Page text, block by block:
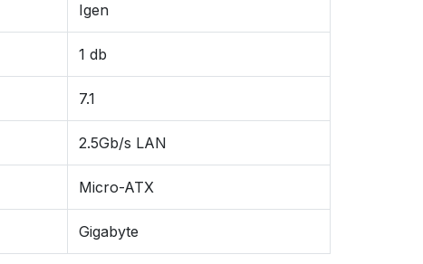
Igen
1 db
7.1
2.5Gb/s LAN
Micro-ATX
Gigabyte